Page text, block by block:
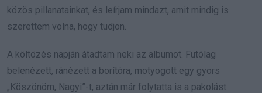
közös pillanatainkat, és leírjam mindazt, amit mindig is
szerettem volna, hogy tudjon.
A költözés napján átadtam neki az albumot. Futólag
belenézett, ránézett a borítóra, motyogott egy gyors
„Köszönöm, Nagyi”-t, aztán már folytatta is a pakolást.